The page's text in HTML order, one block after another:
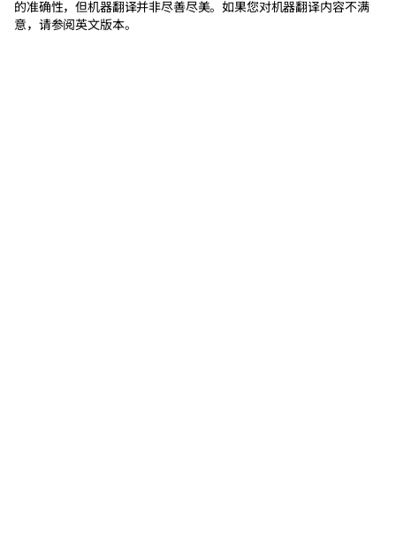
的准确性，但机器翻译并非尽善尽美。如果您对机器翻译内容不满
意，请参阅英文版本。